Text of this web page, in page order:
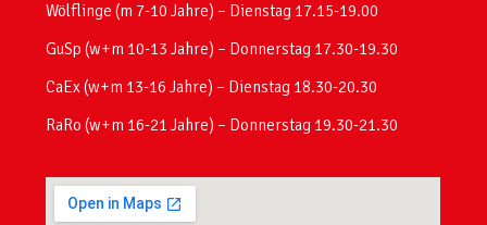
Wölflinge (m 7-10 Jahre) – Dienstag 17.15-19.00
GuSp (w+m 10-13 Jahre) – Donnerstag 17.30-19.30
CaEx (w+m 13-16 Jahre) – Dienstag 18.30-20.30
RaRo (w+m 16-21 Jahre) – Donnerstag 19.30-21.30